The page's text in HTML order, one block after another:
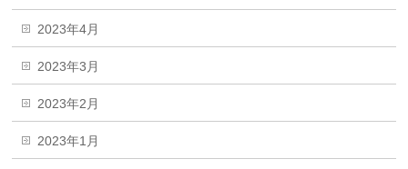
2023年4月
2023年3月
2023年2月
2023年1月